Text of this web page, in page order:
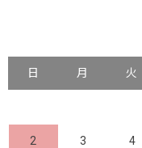
日 月 火
2 3 4